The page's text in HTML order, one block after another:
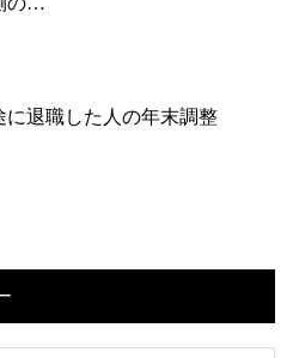
に退職した人の年末調整